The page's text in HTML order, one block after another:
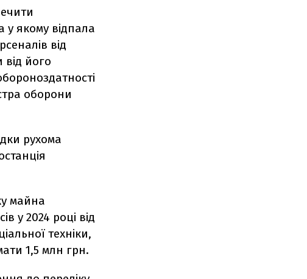
у якому відпала
від
його
оборони
рухома
майна
у 2024 році від
техніки,
1,5 млн грн.